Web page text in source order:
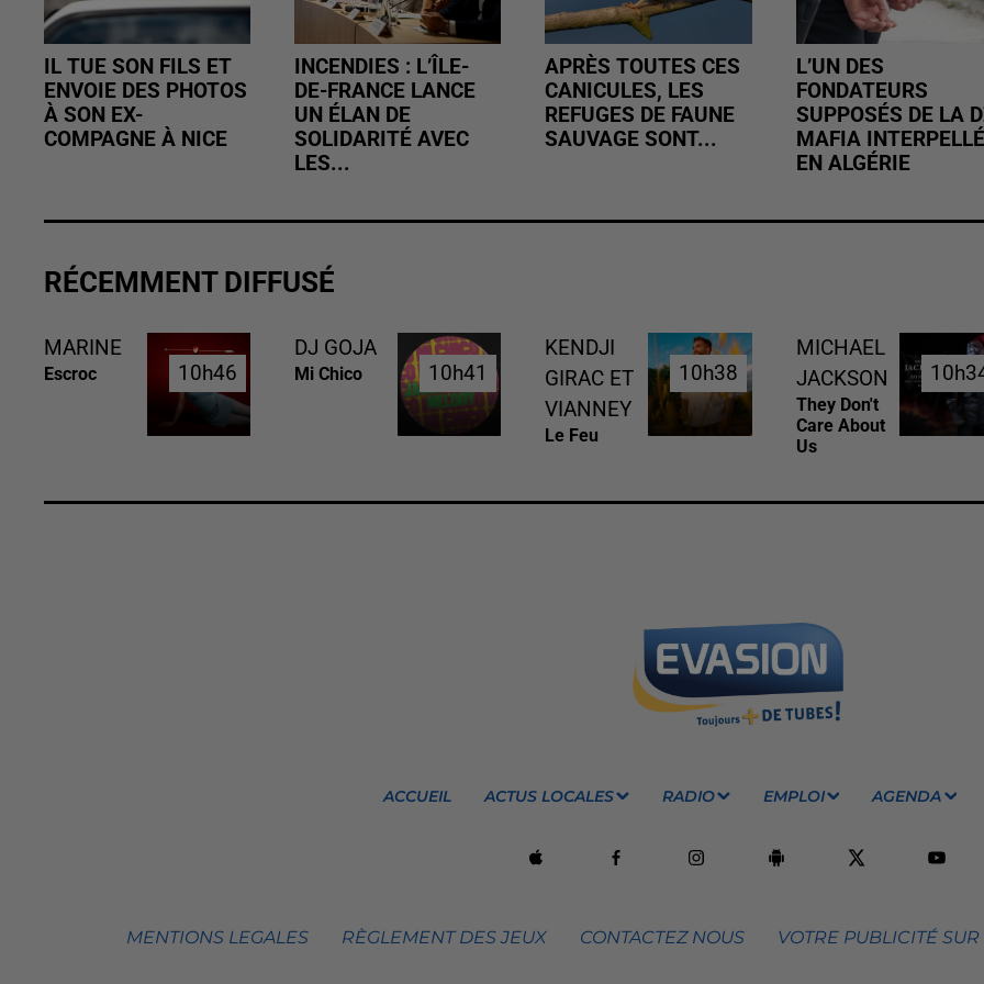
IL TUE SON FILS ET
ENVOIE DES PHOTOS
À SON EX-
COMPAGNE À NICE
INCENDIES : L’ÎLE-
DE-FRANCE LANCE
UN ÉLAN DE
SOLIDARITÉ AVEC
LES...
APRÈS TOUTES CES
CANICULES, LES
REFUGES DE FAUNE
SAUVAGE SONT...
L’UN DES
FONDATEURS
SUPPOSÉS DE LA
MAFIA INTERPELLÉ
EN ALGÉRIE
RÉCEMMENT DIFFUSÉ
MARINE
Escroc 10h46
10h46
DJ GOJA
Mi Chico 10h41
10h41
KENDJI
GIRAC ET
VIANNEY
Le Feu
10h38
10h38
MICHAEL
JACKSON
They Don't
Care About
Us
ACCUEIL ACTUS LOCALES RADIO EMPLOI AGENDA
MENTIONS LEGALES RÈGLEMENT DES JEUX CONTACTEZ NOUS VOTRE PUBLICITÉ